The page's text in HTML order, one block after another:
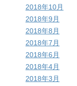
2018年10月
2018年9月
2018年8月
2018年7月
2018年6月
2018年4月
2018年3月